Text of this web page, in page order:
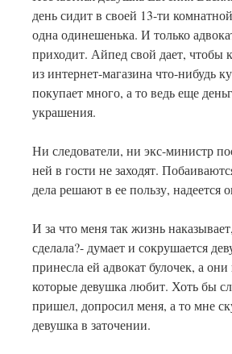
день сидит в своей 13-ти
одна одинешенька. И только
приходит. Айпед свой дает, чтобы
из интернет-магазина что-нибудь
покупает много, а то ведь еще
украшения.
Ни следователи, ни экс-министр
ней в гости не заходят.
дела решают в ее пользу, надеется
И за что меня так жизнь
сделала?- думает и сокрушается
принесла ей адвокат булочек, а
которые девушка любит. Хоть бы
пришел, допросил меня, а то мне
девушка в заточении.